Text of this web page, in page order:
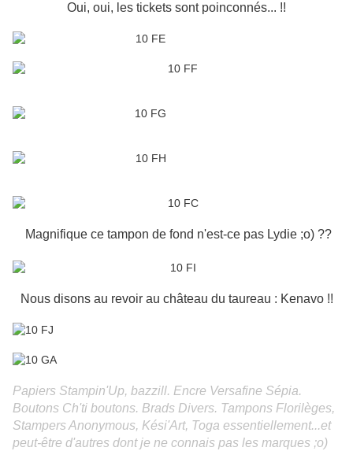
Oui, oui, les tickets sont poinconnés... !!
Magnifique ce tampon de fond n'est-ce pas Lydie ;o) ??
Nous disons au revoir au château du taureau : Kenavo !!
Papiers Stampin'Up, bazzill. Encre Versafine Sépia.
Boutons Ch'ti boutons. Brads Divers. Tampons Florilèges,
Stampers Anonymous, Kési'Art, Toga essentiellement...et
peut-être d'autres dont je ne connais pas les marques ;o)